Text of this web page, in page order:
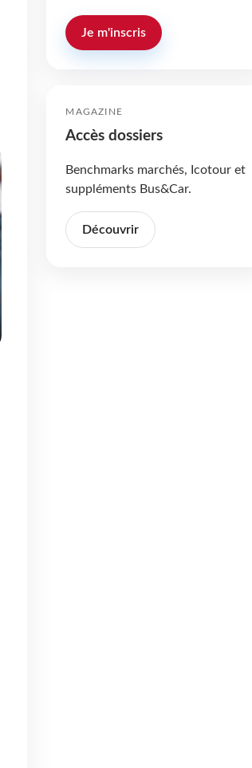
Je m'inscris
MAGAZINE
Accès dossiers
Benchmarks marchés, Icotour et
suppléments Bus&Car.
Découvrir